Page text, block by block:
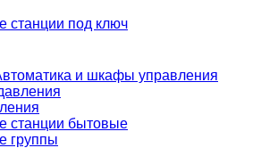
станции под ключ
и шкафы управления
станции бытовые
группы